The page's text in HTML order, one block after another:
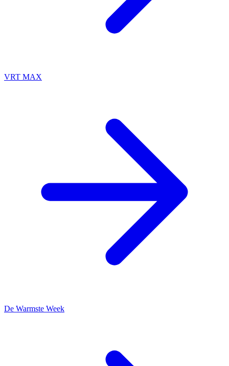
VRT MAX
De Warmste Week